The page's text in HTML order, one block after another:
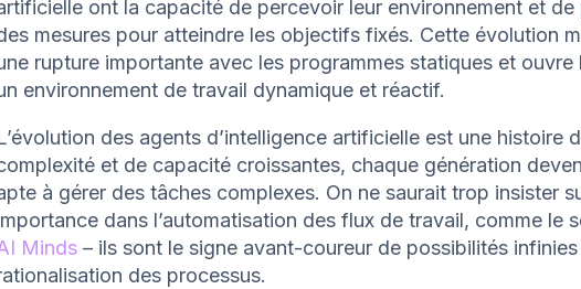
ont la capacité de percevoir leur environnement et de
mesures pour atteindre les objectifs fixés. Cette évolution
rupture importante avec les programmes statiques et ouvre
environnement de travail dynamique et réactif.
des agents d’intelligence artificielle est une histoire
et de capacité croissantes, chaque génération
à gérer des tâches complexes. On ne saurait trop insister
dans l’automatisation des flux de travail, comme le
Minds– ils sont le signe avant-coureur de possibilités
des processus.